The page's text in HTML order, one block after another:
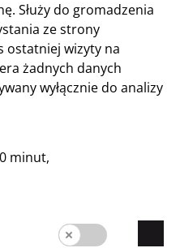
dla klienta
danych
nieprawidłowościach
Służy do gromadzenia
ze strony
ostatniej wizyty na
żadnych danych
wyłącznie do analizy
minut,